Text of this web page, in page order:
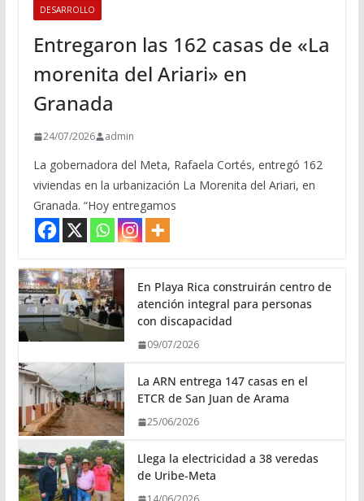
DESARROLLO
Entregaron las 162 casas de «La
morenita del Ariari» en
Granada
24/07/2026 admin
La gobernadora del Meta, Rafaela Cortés, entregó 162
viviendas en la urbanización La Morenita del Ariari, en
Granada. “Hoy entregamos
En Playa Rica construirán centro de
atención integral para personas
con discapacidad
09/07/2026
La ARN entrega 147 casas en el
ETCR de San Juan de Arama
25/06/2026
Llega la electricidad a 38 veredas
de Uribe-Meta